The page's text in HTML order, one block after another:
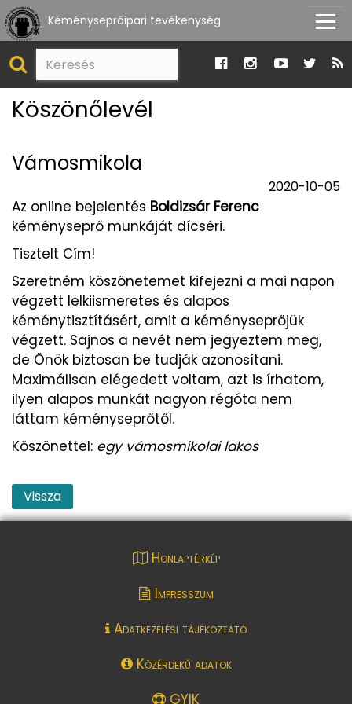
Kéményseprőipari tevékenység
Köszönőlevél
Vámosmikola
2020-10-05
Az online bejelentés Boldizsár Ferenc
kéményseprő munkáját dícséri.
Tisztelt Cím!
Szeretném köszönetemet kifejezni a mai napon
végzett lelkiismeretes és alapos
kéménytisztításért, amit a kéményseprőjük
végzett. Sajnos a nevét nem jegyeztem meg,
de Önök biztosan be tudják azonosítani.
Maximálisan elégedett voltam, azt is írhatom,
ilyen alapos munkát nagyon régóta nem
láttam kéményseprőtől.
Köszönettel: egy vámosmikolai lakos
Vissza
Honlaptérkép
Impresszum
Adatkezelési tájékoztató
Közérdekű adatok
GYIK